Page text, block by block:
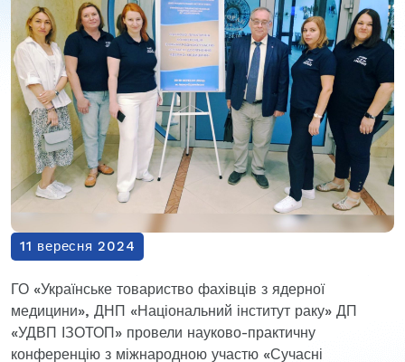
11 вересня 2024
ГО «Українське товариство фахівців з ядерної
медицини», ДНП «Національний інститут раку» ДП
«УДВП ІЗОТОП» провели науково-практичну
конференцію з міжнародною участю «Сучасні